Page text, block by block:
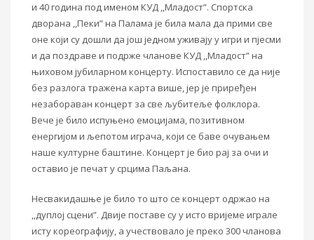
и 40 година под именом КУД ,,Младост”. Спортска
дворана ,,Пеки” на Палама је била мала да прими све
оне који су дошли да још једном уживају у игри и пјесми
и да поздраве и подрже чланове КУД ,,Младост” на
њиховом јубиларном концерту. Испоставило се да није
без разлога тражена карта више, јер је приређен
незабораван концерт за све љубитеље фолклора.
Вече је било испуњено емоцијама, позитивном
енергијом и љепотом играча, који се баве очувањем
наше културне баштине. Концерт је био рај за очи и
оставио је печат у срцима Паљана.
Несвакидашње је било то што се концерт одржао на
,,дуплој сцени”. Двије поставе су у исто вријеме играле
исту кореографију, а учествовало је преко 300 чланова